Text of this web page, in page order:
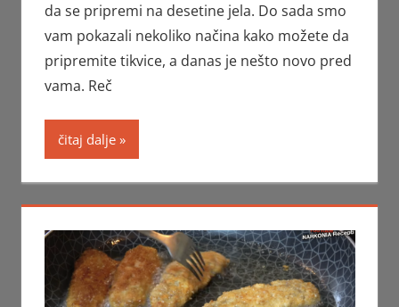
da se pripremi na desetine jela. Do sada smo
vam pokazali nekoliko načina kako možete da
pripremite tikvice, a danas je nešto novo pred
vama. Reč
čitaj dalje